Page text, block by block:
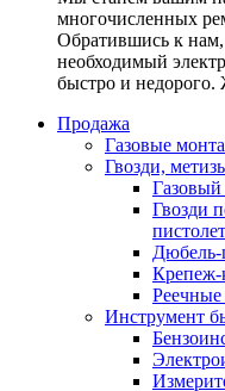
многочисленных
Обратившись к
необходимый
быстро и
Продажа
Газовые
Гвозди,
Газовый
Гвозди
Дюбель-
Крепеж-
Реечные
Инструмент